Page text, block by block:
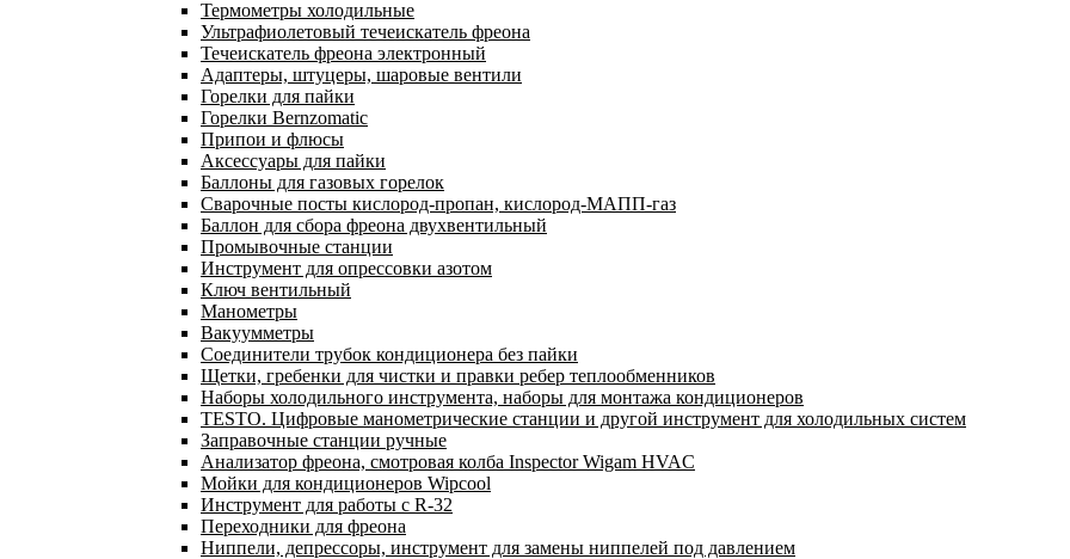
Термометры холодильные
Ультрафиолетовый течеискатель фреона
Течеискатель фреона электронный
Адаптеры, штуцеры, шаровые вентили
Горелки для пайки
Горелки Bernzomatic
Припои и флюсы
Аксессуары для пайки
Баллоны для газовых горелок
Сварочные посты кислород-пропан, кислород-МАПП-газ
Баллон для сбора фреона двухвентильный
Промывочные станции
Инструмент для опрессовки азотом
Ключ вентильный
Манометры
Вакуумметры
Соединители трубок кондиционера без пайки
Щетки, гребенки для чистки и правки ребер теплообменников
Наборы холодильного инструмента, наборы для монтажа кондиционеров
TESTO. Цифровые манометрические станции и другой инструмент для холодильных систем
Заправочные станции ручные
Анализатор фреона, смотровая колба Inspector Wigam HVAC
Мойки для кондиционеров Wipcool
Инструмент для работы с R-32
Переходники для фреона
Ниппели, депрессоры, инструмент для замены ниппелей под давлением